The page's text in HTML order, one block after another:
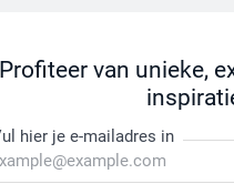
Profiteer van unieke,
hier je e-mailadres in